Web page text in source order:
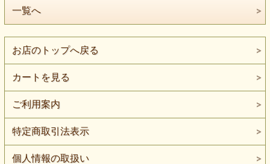
一覧へ
お店のトップへ戻る
カートを見る
ご利用案内
特定商取引法表示
個人情報の取扱い